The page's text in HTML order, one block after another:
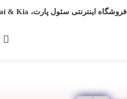
فروشگاه اینترنتی سئول پارت، Hyundai & Kia